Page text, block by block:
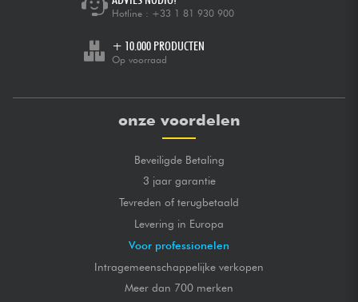
Hotline : +33 1 81 930 900
+ 10.000 PRODUCTEN
Op voorraad
onze voordelen
Beveiligde Betaling
3 jaar garantie
Tevreden of terugbetaald
Levering in Europa
Voor professionelen
Intragemeenschappelijke verkopen
Meer dan 700 merken